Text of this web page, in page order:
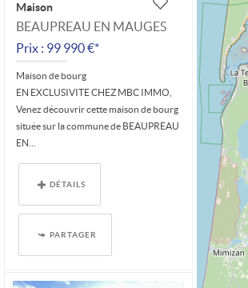
Maison
BEAUPREAU EN MAUGES
Prix : 99 990 €*
Maison de bourg
EN EXCLUSIVITE CHEZ MBC IMMO,
Venez découvrir cette maison de bourg
située sur la commune de BEAUPREAU
EN...
DÉTAILS
PARTAGER